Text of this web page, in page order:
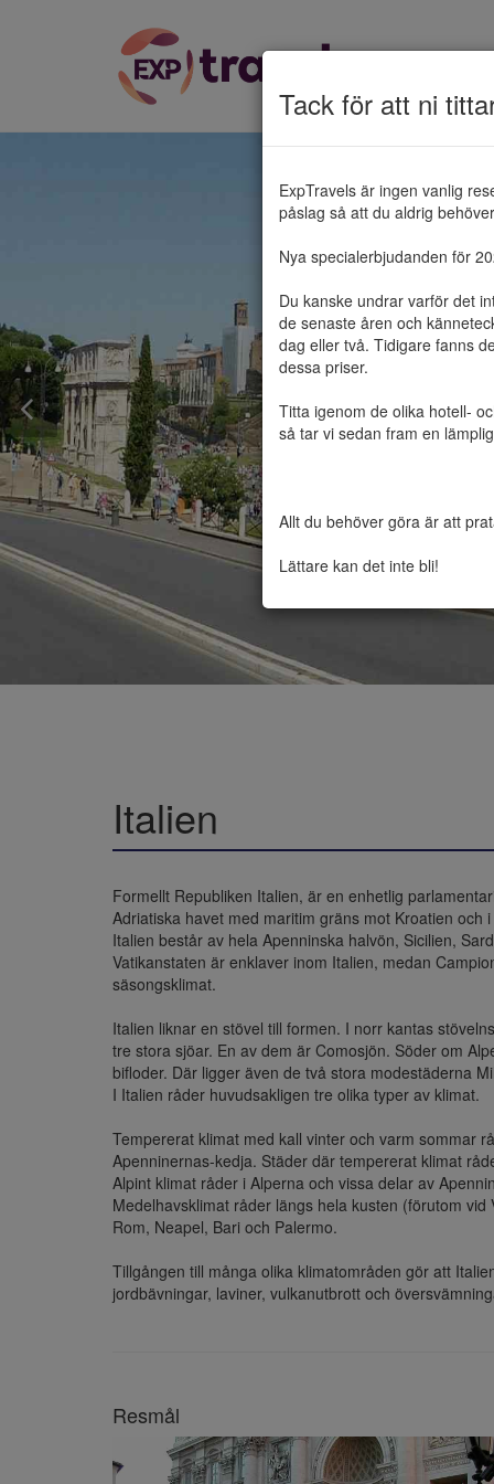
Tack för att ni
ExpTravels är ingen vanlig
påslag så att du aldrig
Nya specialerbjudanden för
Du kanske undrar varför det
de senaste åren och
dag eller två. Tidigare fanns
dessa priser.
Titta igenom de olika hotell-
så tar vi sedan fram en
Allt du behöver göra är att
Lättare kan det inte bli!
Italien
Formellt Republiken Italien, är en enhetlig
Adriatiska havet med maritim gräns mot Kroatien
Italien består av hela Apenninska halvön, Sicilien,
Vatikanstaten är enklaver inom Italien, medan
säsongsklimat.
Italien liknar en stövel till formen. I norr kantas
tre stora sjöar. En av dem är Comosjön. Söder om
bifloder. Där ligger även de två stora modestäderna
I Italien råder huvudsakligen tre olika typer av klimat.
Tempererat klimat med kall vinter och varm sommar
Apenninernas-kedja. Städer där tempererat klimat
Alpint klimat råder i Alperna och vissa delar av
Medelhavsklimat råder längs hela kusten (förutom
Rom, Neapel, Bari och Palermo.
Tillgången till många olika klimatområden gör att
jordbävningar, laviner, vulkanutbrott och
Resmål